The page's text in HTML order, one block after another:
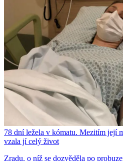
78 dní ležela v kómatu. Mezitím její
vzala jí celý život
Zradu, o níž se dozvěděla po